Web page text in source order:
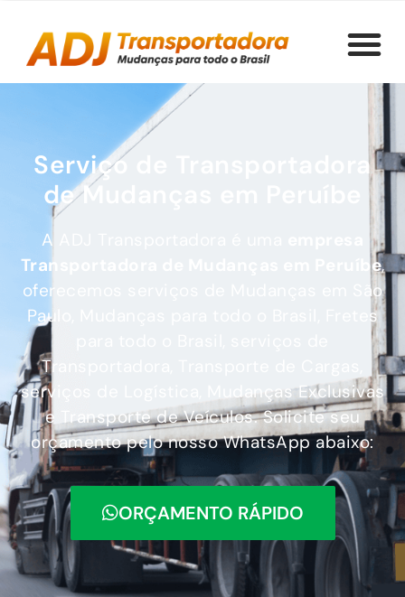
Serviço de Transportadora
de Mudanças em Peruíbe
A ADJ Transportadora é uma
Transportadora de Mudanças
em Peruíbe,
oferecemos serviços de Mudanças em São
Paulo, Mudanças para todo o Brasil, Fretes
Transportadora, Transporte de Cargas,
serviços de Logística, Mudanças Exclusivas
e Transporte de Veículos. Solicite seu
orçamento pelo nosso WhatsApp abaixo:
ORÇAMENTO RÁPIDO